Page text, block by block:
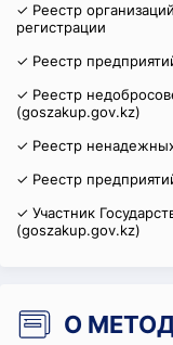
✓ Реестр
регистрации
✓ Реестр
✓ Реестр
(goszakup.gov.kz)
✓ Реестр
✓ Реестр
✓ Участник
(goszakup.gov.kz)
О